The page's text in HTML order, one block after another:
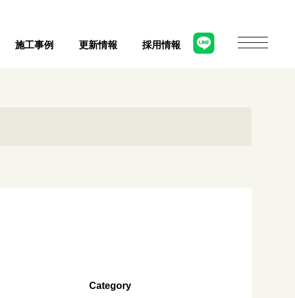
施工事例 更新情報 採用情報
Category